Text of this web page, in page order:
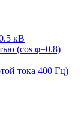
кВ
(cos φ=0.8)
тока 400 Гц)